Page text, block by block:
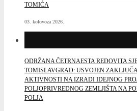
TOMIĆA
03. kolovoza 2026.
ODRŽANA ČETRNAESTA REDOVITA
TOMISLAVGRAD: USVOJEN
AKTIVNOSTI NA IZRADI IDEJNOG
POLJOPRIVREDNOG ZEMLJIŠTA NA
POLJA